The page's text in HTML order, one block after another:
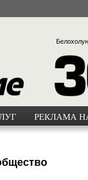
РЕКЛАМА